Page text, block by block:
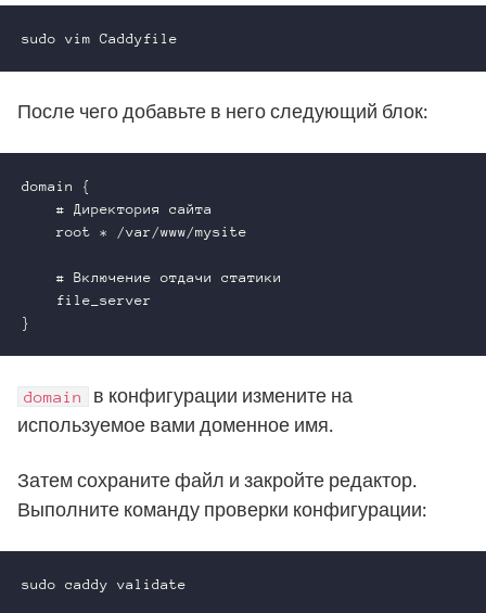
sudo vim Caddyfile
После чего добавьте в него следующий блок:
domain {
    # Директория сайта
    root * /var/www/mysite
    # Включение отдачи статики
    file_server
}
domain
в конфигурации измените на
используемое вами доменное имя.
Затем сохраните файл и закройте редактор.
Выполните команду проверки конфигурации:
sudo caddy validate